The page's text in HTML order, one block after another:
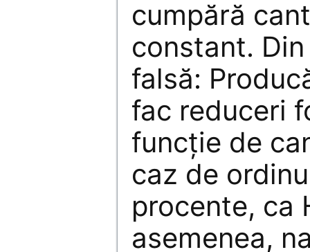
cumpără
constant.
falsă:
fac reduceri
funcţie de
caz de
procente, ca
asemenea,